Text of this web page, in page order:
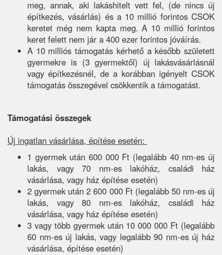
meg, annak, aki lakáshitelt vett fel, (de nincs új
építkezés, vásárlás) és a 10 millió forintos CSOK
keretet még nem kapta meg. A 10 millió forintos
keret felett nem jár a 400 ezer forintos jóváírás.
A 10 milliós támogatás kérhető a később született
gyermekre is (3 gyermektől) új lakásvásárlásnál
vagy építkezésnél, de a korábban igényelt CSOK
támogatás összegével csökkentik a támogatást.
Támogatási összegek
Új ingatlan vásárlása, építése esetén:
1 gyermek után 600 000 Ft (legalább 40 nm-es új
lakás, vagy 70 nm-es lakóház, családi ház
vásárlása, vagy ház építése esetén)
2 gyermek után 2 600 000 Ft (legalább 50 nm-es új
lakás, vagy 80 nm-es lakóház, családi ház
vásárlása, vagy ház építése esetén)
3 vagy több gyermek után 10 000 000 Ft (legalább
60 nm-es új lakás, vagy legalább 90 nm-es új ház
vásárlása, építése esetén)